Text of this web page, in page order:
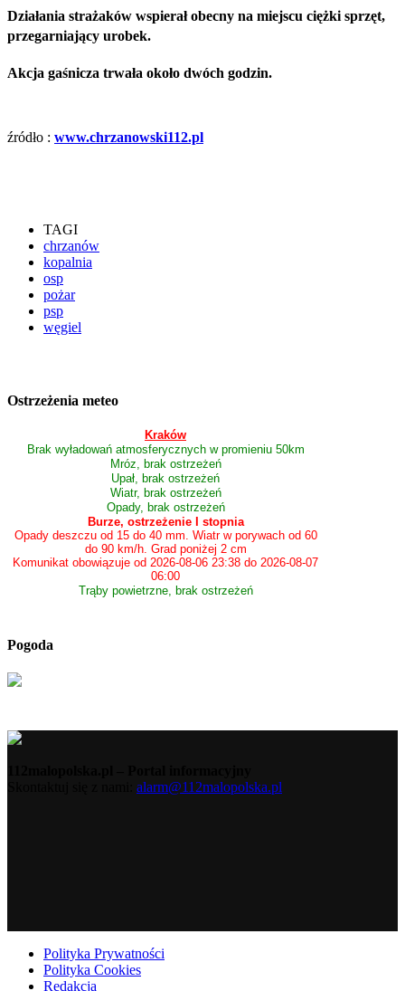
Działania strażaków wspierał obecny na miejscu ciężki sprzęt,
przegarniający urobek.
Akcja gaśnicza trwała około dwóch godzin.
źródło : www.chrzanowski112.pl
TAGI
chrzanów
kopalnia
osp
pożar
psp
węgiel
Ostrzeżenia meteo
Kraków
Brak wyładowań atmosferycznych w promieniu 50km
Mróz, brak ostrzeżeń
Upał, brak ostrzeżeń
Wiatr, brak ostrzeżeń
Opady, brak ostrzeżeń
Burze, ostrzeżenie I stopnia
Opady deszczu od 15 do 40 mm. Wiatr w porywach od 60
do 90 km/h. Grad poniżej 2 cm
Komunikat obowiązuje od 2026-08-06 23:38 do 2026-08-07
06:00
Trąby powietrzne, brak ostrzeżeń
Pogoda
alarm@112malopolska.pl
Polityka Prywatności
Polityka Cookies
Redakcja